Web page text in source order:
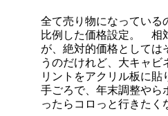
全て売り物になっている
比例した価格設定。 相
が、絶対的価格としては
うのだけれど、大キャビ
リントをアクリル板に貼
手ごろで、年末調整やら
ったらコロっと行きたく